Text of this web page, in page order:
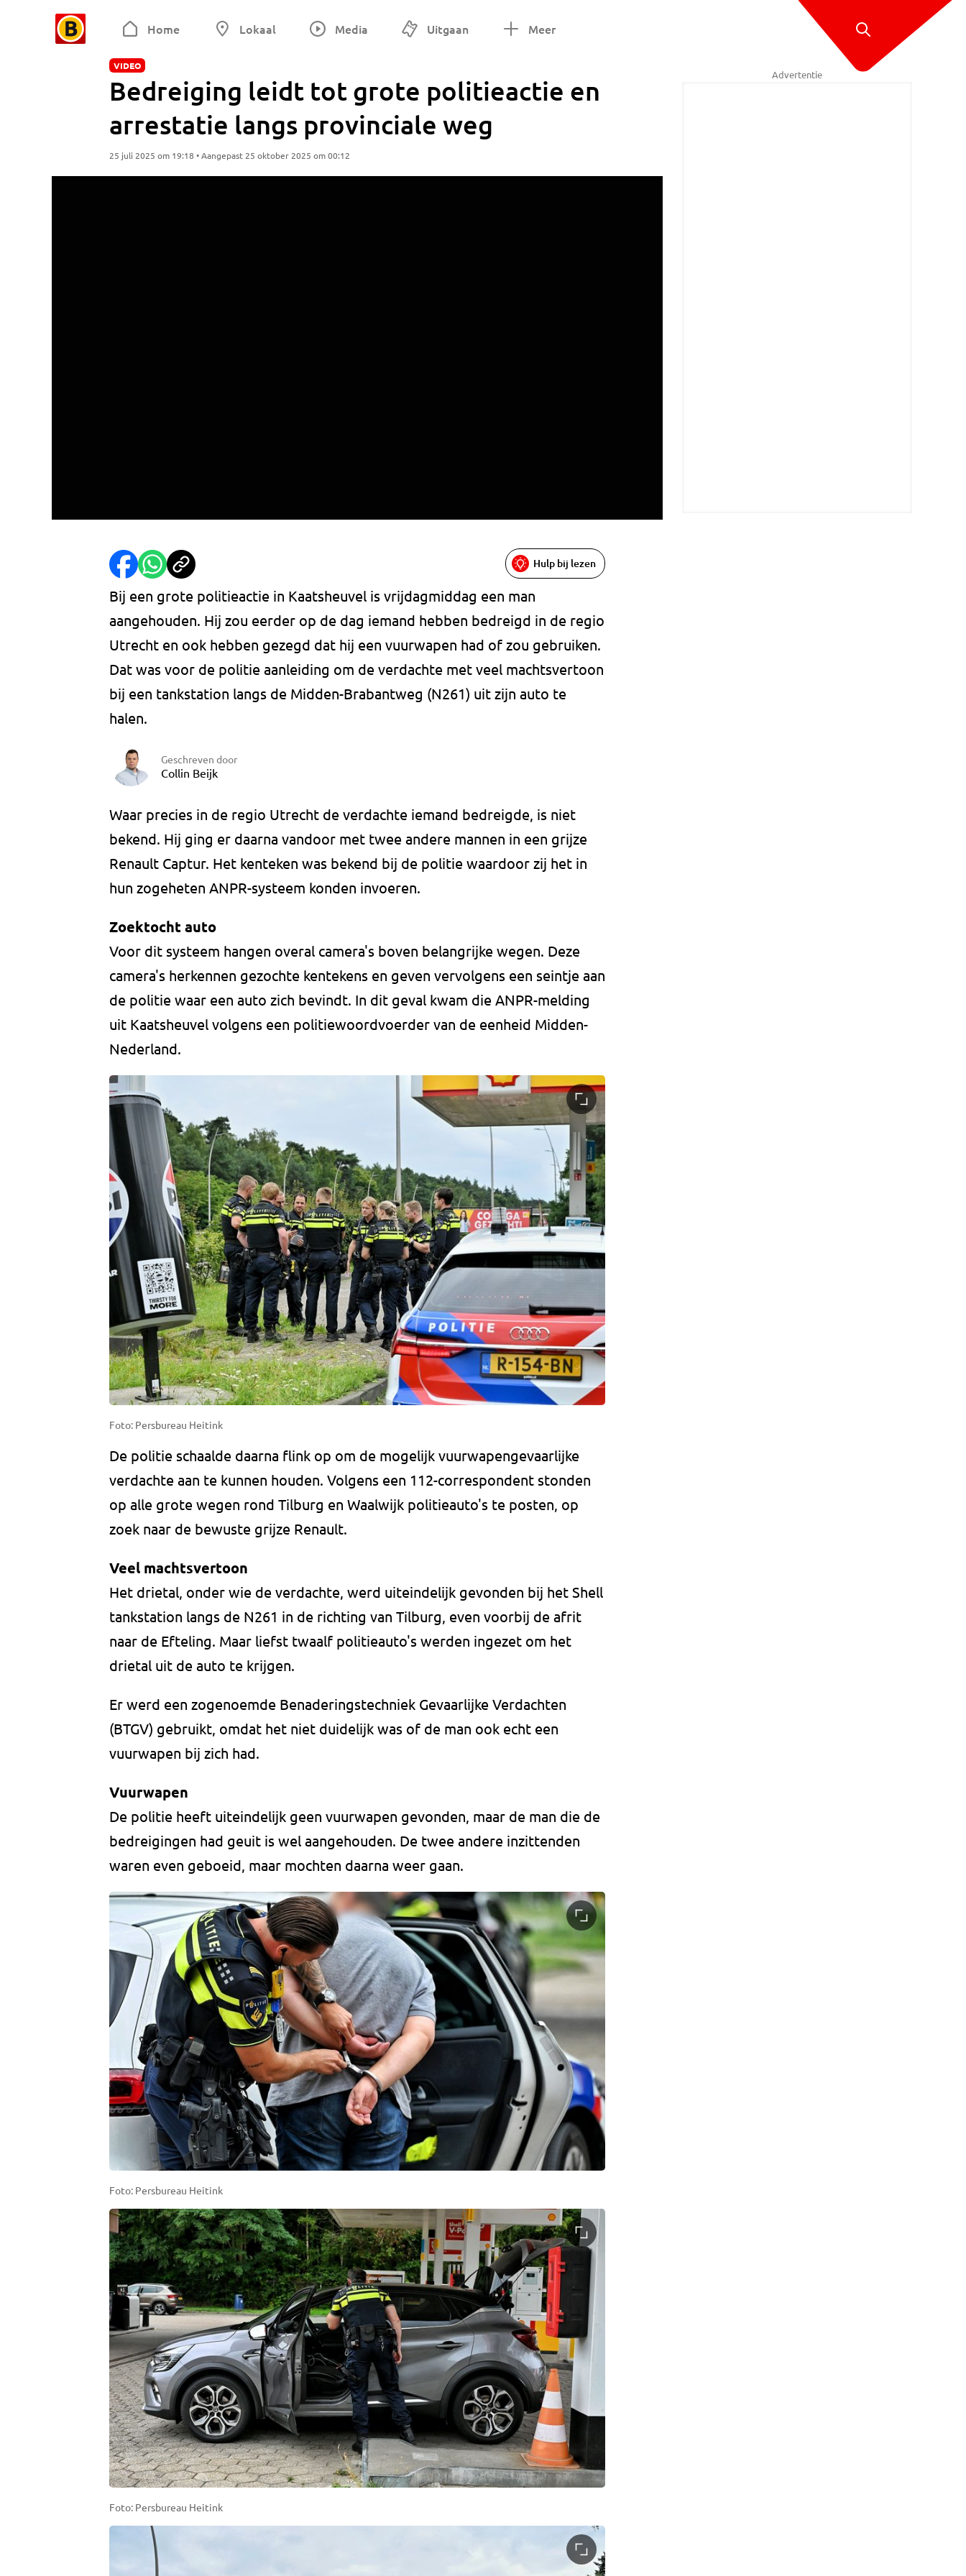
Home Lokaal Media Uitgaan Meer
VIDEO
Bedreiging leidt tot grote politieactie en
arrestatie langs provinciale weg
25 juli 2025 om 19:18 • Aangepast 25 oktober 2025 om 00:12
Hulp bij lezen
Bij een grote politieactie in Kaatsheuvel is vrijdagmiddag een man
aangehouden. Hij zou eerder op de dag iemand hebben bedreigd in de regio
Utrecht en ook hebben gezegd dat hij een vuurwapen had of zou gebruiken.
Dat was voor de politie aanleiding om de verdachte met veel machtsvertoon
bij een tankstation langs de Midden-Brabantweg (N261) uit zijn auto te
halen.
Geschreven door
Collin Beijk
Waar precies in de regio Utrecht de verdachte iemand bedreigde, is niet
bekend. Hij ging er daarna vandoor met twee andere mannen in een grijze
Renault Captur. Het kenteken was bekend bij de politie waardoor zij het in
hun zogeheten ANPR-systeem konden invoeren.
Zoektocht auto
Voor dit systeem hangen overal camera's boven belangrijke wegen. Deze
camera's herkennen gezochte kentekens en geven vervolgens een seintje aan
de politie waar een auto zich bevindt. In dit geval kwam die ANPR-melding
uit Kaatsheuvel volgens een politiewoordvoerder van de eenheid Midden-
Nederland.
Foto: Persbureau Heitink
De politie schaalde daarna flink op om de mogelijk vuurwapengevaarlijke
verdachte aan te kunnen houden. Volgens een 112-correspondent stonden
op alle grote wegen rond Tilburg en Waalwijk politieauto's te posten, op
zoek naar de bewuste grijze Renault.
Veel machtsvertoon
Het drietal, onder wie de verdachte, werd uiteindelijk gevonden bij het Shell
tankstation langs de N261 in de richting van Tilburg, even voorbij de afrit
naar de Efteling. Maar liefst twaalf politieauto's werden ingezet om het
drietal uit de auto te krijgen.
Er werd een zogenoemde Benaderingstechniek Gevaarlijke Verdachten
(BTGV) gebruikt, omdat het niet duidelijk was of de man ook echt een
vuurwapen bij zich had.
Vuurwapen
De politie heeft uiteindelijk geen vuurwapen gevonden, maar de man die de
bedreigingen had geuit is wel aangehouden. De twee andere inzittenden
waren even geboeid, maar mochten daarna weer gaan.
Foto: Persbureau Heitink
Foto: Persbureau Heitink
Advertentie